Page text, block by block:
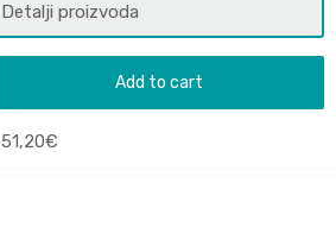
Detalji proizvoda
Add to cart
51,20€